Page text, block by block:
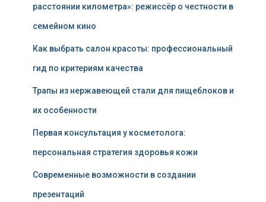
расстоянии километра»: режиссёр о честности в
семейном кино
Как выбрать салон красоты: профессиональный
гид по критериям качества
Трапы из нержавеющей стали для пищеблоков и
их особенности
Первая консультация у косметолога:
персональная стратегия здоровья кожи
Современные возможности в создании
презентаций